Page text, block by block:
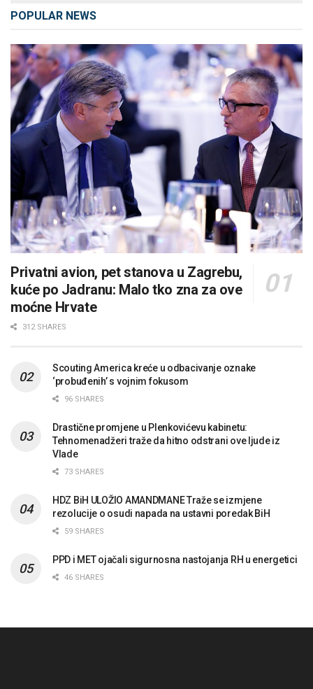
POPULAR NEWS
Privatni avion, pet stanova u Zagrebu,
kuće po Jadranu: Malo tko zna za ove
moćne Hrvate
312 SHARES
Scouting America kreće u odbacivanje oznake
‘probuđenih’ s vojnim fokusom
96 SHARES
Drastične promjene u Plenkovićevu kabinetu:
Tehnomenadžeri traže da hitno odstrani ove ljude iz
Vlade
73 SHARES
HDZ BiH ULOŽIO AMANDMANE Traže se izmjene
rezolucije o osudi napada na ustavni poredak BiH
59 SHARES
PPD i MET ojačali sigurnosna nastojanja RH u energetici
46 SHARES